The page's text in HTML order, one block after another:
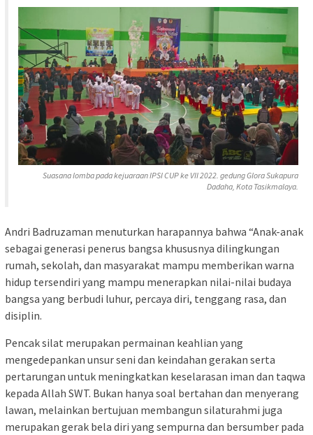
Suasana lomba pada kejuaraan IPSI CUP ke VII 2022. gedung Glora Sukapura
Dadaha, Kota Tasikmalaya.
Andri Badruzaman menuturkan harapannya bahwa “Anak-anak
sebagai generasi penerus bangsa khususnya dilingkungan
rumah, sekolah, dan masyarakat mampu memberikan warna
hidup tersendiri yang mampu menerapkan nilai-nilai budaya
bangsa yang berbudi luhur, percaya diri, tenggang rasa, dan
disiplin.
Pencak silat merupakan permainan keahlian yang
mengedepankan unsur seni dan keindahan gerakan serta
pertarungan untuk meningkatkan keselarasan iman dan taqwa
kepada Allah SWT. Bukan hanya soal bertahan dan menyerang
lawan, melainkan bertujuan membangun silaturahmi juga
merupakan gerak bela diri yang sempurna dan bersumber pada